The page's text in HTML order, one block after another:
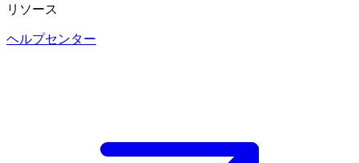
リソース
ヘルプセンター